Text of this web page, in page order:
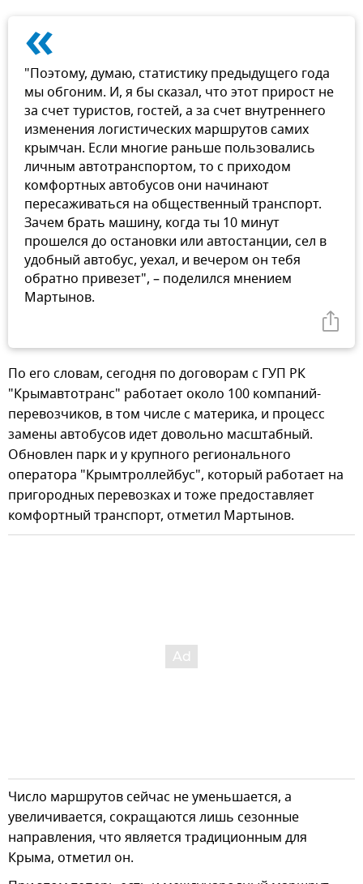
«
"Поэтому, думаю, статистику предыдущего года
мы обгоним. И, я бы сказал, что этот прирост не
за счет туристов, гостей, а за счет внутреннего
изменения логистических маршрутов самих
крымчан. Если многие раньше пользовались
личным автотранспортом, то с приходом
комфортных автобусов они начинают
пересаживаться на общественный транспорт.
Зачем брать машину, когда ты 10 минут
прошелся до остановки или автостанции, сел в
удобный автобус, уехал, и вечером он тебя
обратно привезет", – поделился мнением
Мартынов.
По его словам, сегодня по договорам с ГУП РК
"Крымавтотранс" работает около 100 компаний-
перевозчиков, в том числе с материка, и процесс
замены автобусов идет довольно масштабный.
Обновлен парк и у крупного регионального
оператора "Крымтроллейбус", который работает на
пригородных перевозках и тоже предоставляет
комфортный транспорт, отметил Мартынов.
Число маршрутов сейчас не уменьшается, а
увеличивается, сокращаются лишь сезонные
направления, что является традиционным для
Крыма, отметил он.